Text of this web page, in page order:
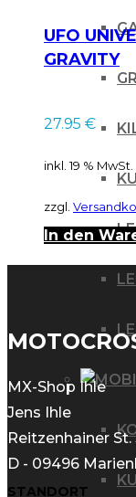
UFO
GRAVITY
27.95 €
inkl. 19 % MwSt.
zzgl.
In den
MX-Shop Ihle
Jens Ihle
Reitzenhainer St.
D - 09496
STANDORT